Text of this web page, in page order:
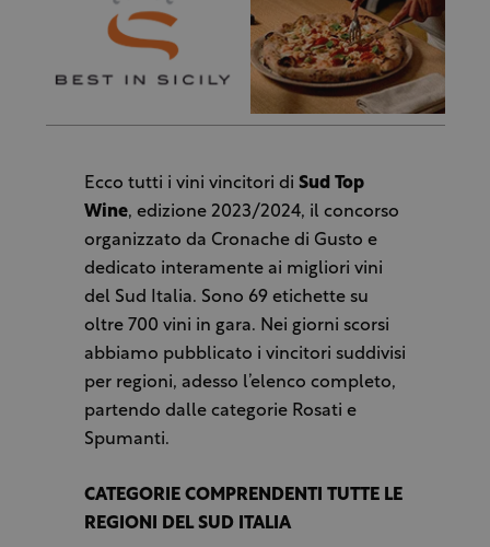
Ecco tutti i vini vincitori di Sud Top
Wine, edizione 2023/2024, il concorso
organizzato da Cronache di Gusto e
dedicato interamente ai migliori vini
del Sud Italia. Sono 69 etichette su
oltre 700 vini in gara. Nei giorni scorsi
abbiamo pubblicato i vincitori suddivisi
per regioni, adesso l’elenco completo,
partendo dalle categorie Rosati e
Spumanti.
CATEGORIE COMPRENDENTI TUTTE LE
REGIONI DEL SUD ITALIA